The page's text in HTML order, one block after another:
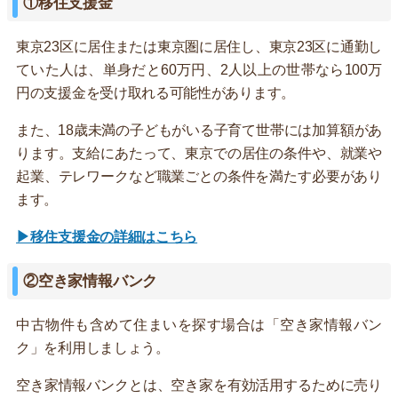
東京23区に居住または東京圏に居住し、東京23区に通勤し
ていた人は、単身だと60万円、2人以上の世帯なら100万
円の支援金を受け取れる可能性があります。
また、18歳未満の子どもがいる子育て世帯には加算額があ
ります。支給にあたって、東京での居住の条件や、就業や
起業、テレワークなど職業ごとの条件を満たす必要があり
ます。
▶移住支援金の詳細はこちら
②空き家情報バンク
中古物件も含めて住まいを探す場合は「空き家情報バン
ク」を利用しましょう。
空き家情報バンクとは、空き家を有効活用するために売り